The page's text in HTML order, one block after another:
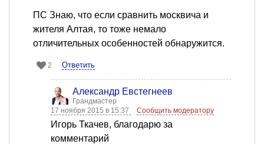
ПС Знаю, что если сравнить москвича и
жителя Алтая, то тоже немало
отличительных особенностей обнаружится.
2 Ответить
Александр Евстегнеев
Грандмастер
17 ноября 2015 в 15:37
Сообщить модератору
Игорь Ткачев, благодарю за
комментарий